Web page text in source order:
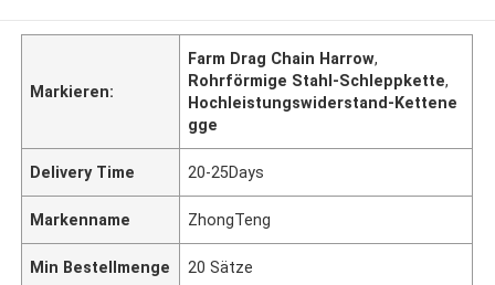
Markieren:
Farm Drag Chain Harrow,
Rohrförmige Stahl-Schleppkette,
Hochleistungswiderstand-Kettene
gge
Delivery Time 20-25Days
Markenname ZhongTeng
Min Bestellmenge 20 Sätze